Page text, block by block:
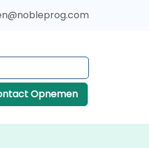
Opnemen